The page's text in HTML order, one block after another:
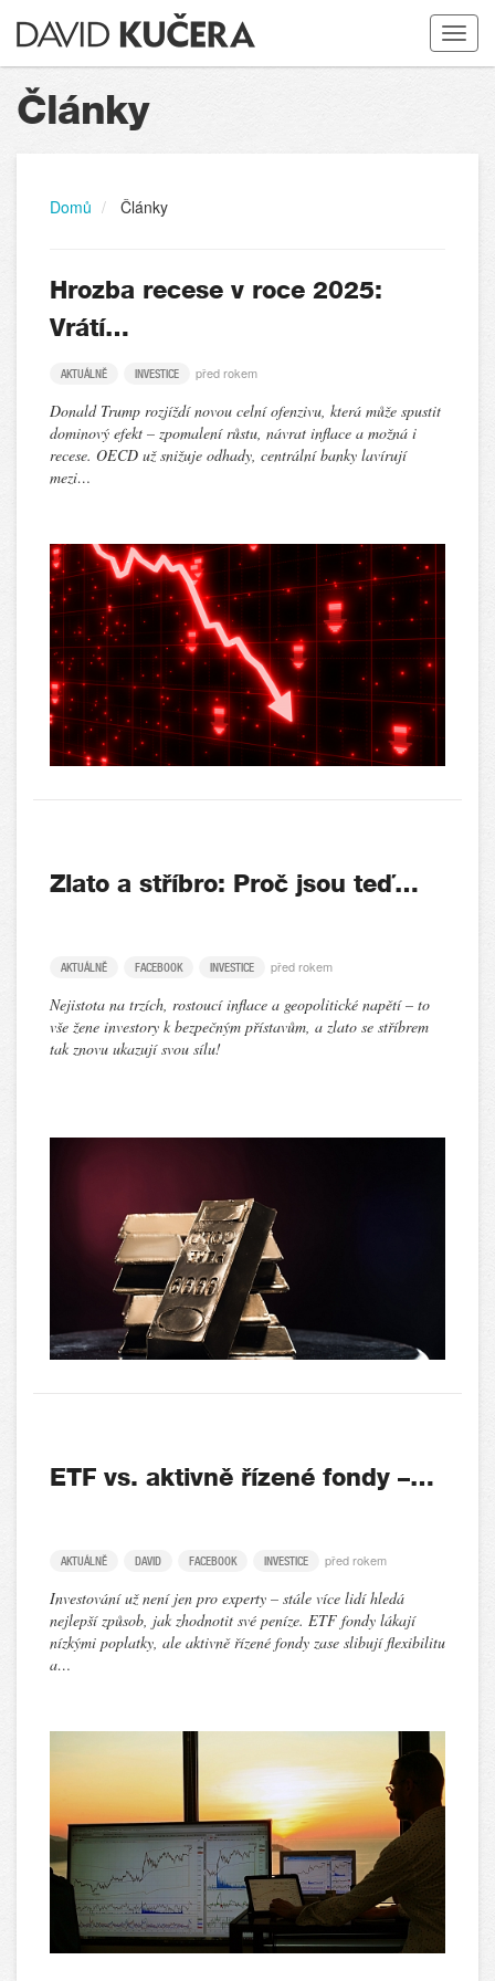
Toggle
Články
Domů Články
Hrozba recese v roce 2025:
Vrátí…
AKTUÁLNĚ INVESTICE před rokem
Donald Trump rozjíždí novou celní ofenzivu, která může spustit
dominový efekt – zpomalení růstu, návrat inflace a možná i
recese. OECD už snižuje odhady, centrální banky lavírují
mezi…
Zlato a stříbro: Proč jsou teď…
AKTUÁLNĚ FACEBOOK INVESTICE před rokem
Nejistota na trzích, rostoucí inflace a geopolitické napětí – to
vše žene investory k bezpečným přístavům, a zlato se stříbrem
tak znovu ukazují svou sílu!
ETF vs. aktivně řízené fondy –…
AKTUÁLNĚ DAVID FACEBOOK INVESTICE před rokem
Investování už není jen pro experty – stále více lidí hledá
nejlepší způsob, jak zhodnotit své peníze. ETF fondy lákají
nízkými poplatky, ale aktivně řízené fondy zase slibují flexibilitu
a…